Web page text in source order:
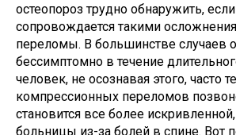
остеопороз трудно обнаружить,
сопровождается такими
переломы. В большинстве случаев
бессимптомно в течение
человек, не осознавая этого, часто
компрессионных переломов
становится все более
больницы из-за болей в спине. Вот